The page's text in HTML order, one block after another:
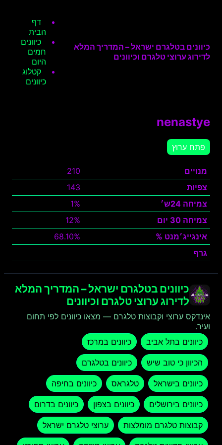
כיוונים בטלגרם ישראל – המדריך המלא
לדירוג ערוצי טלגרם וכיוונים
דף
הבית
כיוונים
חמים
היום
קטלוג
כיוונים
nenastye
פתח ערוץ
מנויים
210
צפיות
143
צמיחה 24ש׳
1%
צמיחה 30 יום
12%
אינגייג׳מנט %
68.10%
גרף
כיוונים בטלגרם ישראל – המדריך המלא
לדירוג ערוצי טלגרם וכיוונים
אינדקס ערוצי וקבוצות טלגרם — מצאו כיוונים לפי תחום
ועיר.
כיוונים בתל אביב
כיוונים במרכז
הכיוון כי טוב שיש כיוונים בטלגרם
כיוונים בישראל טלגראס כיוונים בחיפה
כיוונים בירושלים כיוונים בצפון כיוונים בדרום
קבוצות טלגרם מומלצות ערוצי טלגרם ישראל